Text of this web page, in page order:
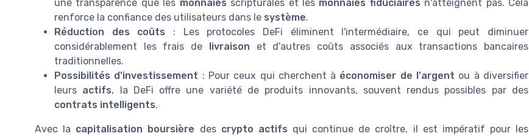
une transparence que les monnaies scripturales et les monnaies fiduciaires n'atteignent pas. Cela
renforce la confiance des utilisateurs dans le système.
Réduction des coûts : Les protocoles DeFi éliminent l'intermédiaire, ce qui peut diminuer
considérablement les frais de livraison et d'autres coûts associés aux transactions bancaires
traditionnelles.
Possibilités d'investissement : Pour ceux qui cherchent à économiser de l'argent ou à diversifier
leurs actifs, la DeFi offre une variété de produits innovants, souvent rendus possibles par des
contrats intelligents.
Avec la capitalisation boursière des crypto actifs qui continue de croître, il est impératif pour les